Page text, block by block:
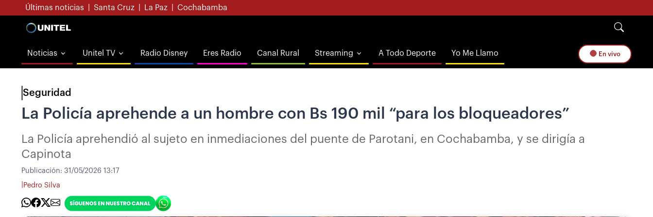
Últimas noticias Santa Cruz La Paz Cochabamba
Noticias Unitel TV Radio Disney Eres Radio Canal Rural Streaming A Todo Deporte Yo Me Llamo En vivo
Seguridad
La Policía aprehende a un hombre con Bs 190 mil “para los bloqueadores”
La Policía aprehendió al sujeto en inmediaciones del puente de Parotani, en Cochabamba, y se dirigía a
Capinota
Publicación: 31/05/2026 13:17
Pedro Silva